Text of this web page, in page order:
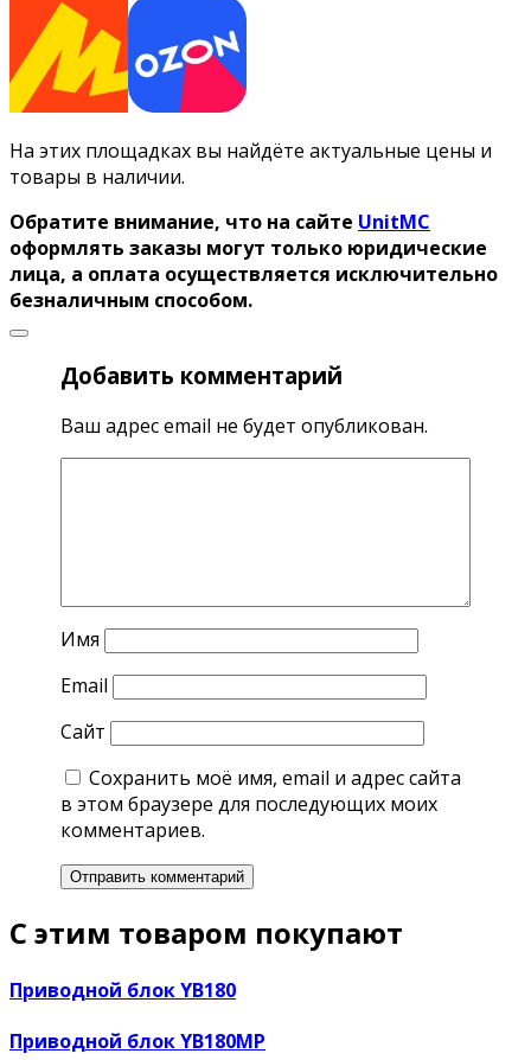
На этих площадках вы найдёте актуальные цены и
товары в наличии.
Обратите внимание, что на сайте UnitMC
оформлять заказы могут только юридические
лица, а оплата осуществляется исключительно
безналичным способом.
Добавить комментарий
Ваш адрес email не будет опубликован.
Имя
Email
Сайт
Сохранить моё имя, email и адрес сайта
в этом браузере для последующих моих
комментариев.
С этим товаром покупают
Приводной блок YB180
Приводной блок YB180MP